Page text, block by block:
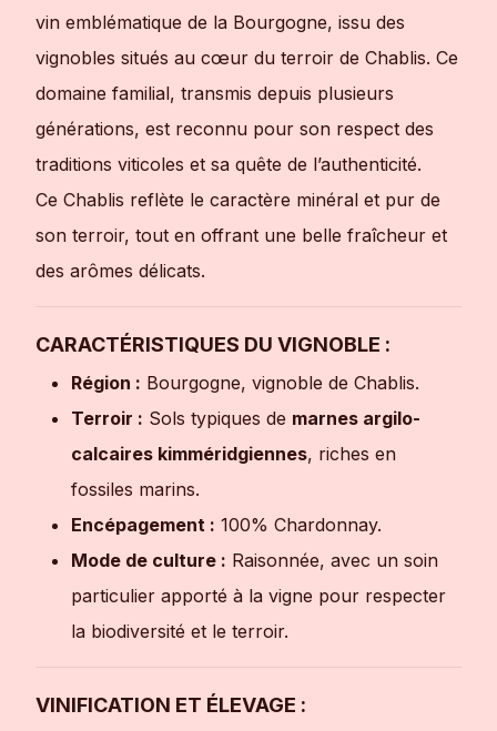
vin emblématique de la Bourgogne, issu des
vignobles situés au cœur du terroir de Chablis. Ce
domaine familial, transmis depuis plusieurs
générations, est reconnu pour son respect des
traditions viticoles et sa quête de l’authenticité.
Ce Chablis reflète le caractère minéral et pur de
son terroir, tout en offrant une belle fraîcheur et
des arômes délicats.
CARACTÉRISTIQUES DU VIGNOBLE :
Région : Bourgogne, vignoble de Chablis.
Terroir : Sols typiques de marnes argilo-
calcaires kimméridgiennes, riches en
fossiles marins.
Encépagement : 100% Chardonnay.
Mode de culture : Raisonnée, avec un soin
particulier apporté à la vigne pour respecter
la biodiversité et le terroir.
VINIFICATION ET ÉLEVAGE :